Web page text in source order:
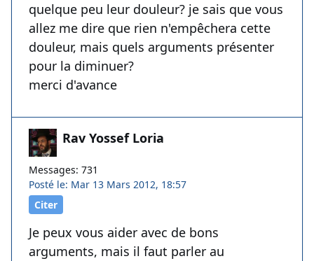
quelque peu leur douleur? je sais que vous
allez me dire que rien n'empêchera cette
douleur, mais quels arguments présenter
pour la diminuer?
merci d'avance
Rav Yossef Loria
Messages: 731
Posté le: Mar 13 Mars 2012, 18:57
Citer
Je peux vous aider avec de bons
arguments, mais il faut parler au